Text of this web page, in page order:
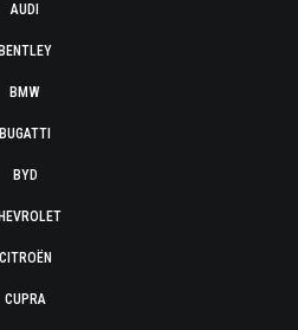
AUDI
BENTLEY
BMW
BUGATTI
BYD
CITROËN
CUPRA